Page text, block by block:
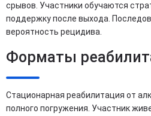
срывов. Участники обучаются
поддержку после выхода.
вероятность рецидива.
Форматы
Стационарная реабилитация от
полного погружения. Участник